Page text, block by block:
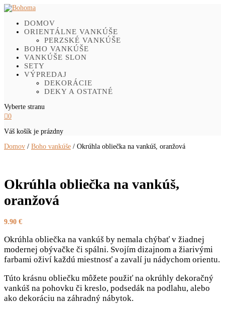
DOMOV
ORIENTÁLNE VANKÚŠE
PERZSKÉ VANKÚŠE
BOHO VANKÚŠE
VANKÚŠE SLON
SETY
VÝPREDAJ
DEKORÁCIE
DEKY A OSTATNÉ
Vyberte stranu
0
Váš košík je prázdny
Domov / Boho vankúše / Okrúhla obliečka na vankúš, oranžová
Okrúhla obliečka na vankúš,
oranžová
9.90 €
Okrúhla obliečka na vankúš by nemala chýbať v žiadnej
modernej obývačke či spálni. Svojím dizajnom a žiarivými
farbami oživí každú miestnosť a zavalí ju nádychom orientu.
Túto krásnu obliečku môžete použiť na okrúhly dekoračný
vankúš na pohovku či kreslo, podsedák na podlahu, alebo
ako dekoráciu na záhradný nábytok.